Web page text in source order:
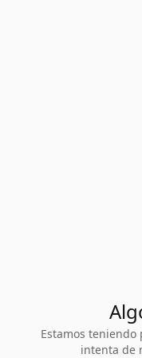
Estamos teniendo
intenta de